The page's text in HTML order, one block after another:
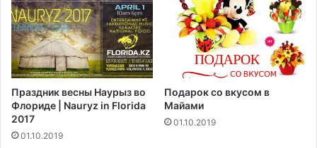
е
н
а
,
ч
т
о
б
ы
в
л
ь
з
а
н
д
е
ю
Праздник весны Наурыз во
Флориде | Nauryz in Florida
2017
01.10.2019
Подарок со вкусом в
Майами
01.10.2019